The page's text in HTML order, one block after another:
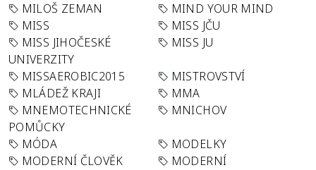
MILOŠ ZEMAN
MIND YOUR MIND
MISS
MISS JČU
MISS JIHOČESKÉ
UNIVERZITY
MISS JU
MISSAEROBIC2015
MISTROVSTVÍ
MLÁDEŽ KRAJI
MMA
MNEMOTECHNICKÉ
POMŮCKY
MNICHOV
MÓDA
MODELKY
MODERNÍ ČLOVĚK
MODERNÍ